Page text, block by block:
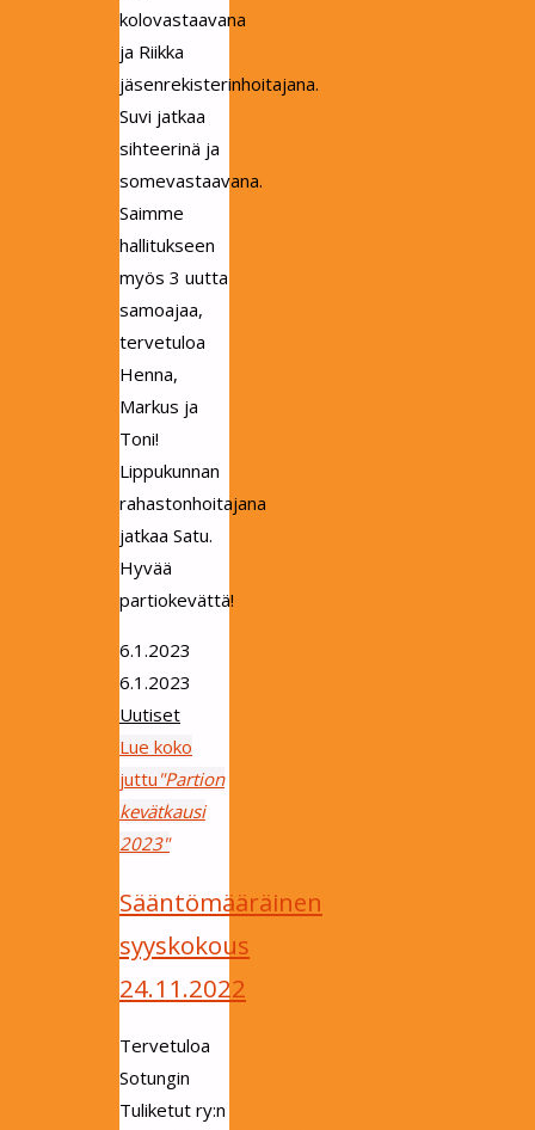
kolovastaavana
ja Riikka
jäsenrekisterinhoitajana.
Suvi jatkaa
sihteerinä ja
somevastaavana.
Saimme
hallitukseen
myös 3 uutta
samoajaa,
tervetuloa
Henna,
Markus ja
Toni!
Lippukunnan
rahastonhoitajana
jatkaa Satu.
Hyvää
partiokevättä!
6.1.2023
6.1.2023
Uutiset
Lue koko
juttu "Partion
kevätkausi
2023"
Sääntömääräinen
syyskokous
24.11.2022
Tervetuloa
Sotungin
Tuliketut ry:n